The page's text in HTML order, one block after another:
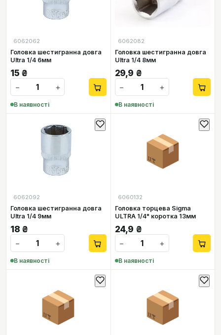
6062062
Головка шестигранна довга
Ultra 1/4 6мм
15 ₴
−
+
В наявності
6062082
Головка шестигранна довга
Ultra 1/4 8мм
29,9 ₴
−
+
В наявності
6062092
Головка шестигранна довга
Ultra 1/4 9мм
18 ₴
−
+
В наявності
📦
6060132
Головка торцева Sigma
ULTRA 1/4" коротка 13мм
24,9 ₴
−
+
В наявності
📦 📦